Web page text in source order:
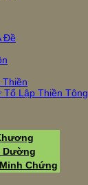
Đề
Lập Thiền Tông
Dường
Chứng